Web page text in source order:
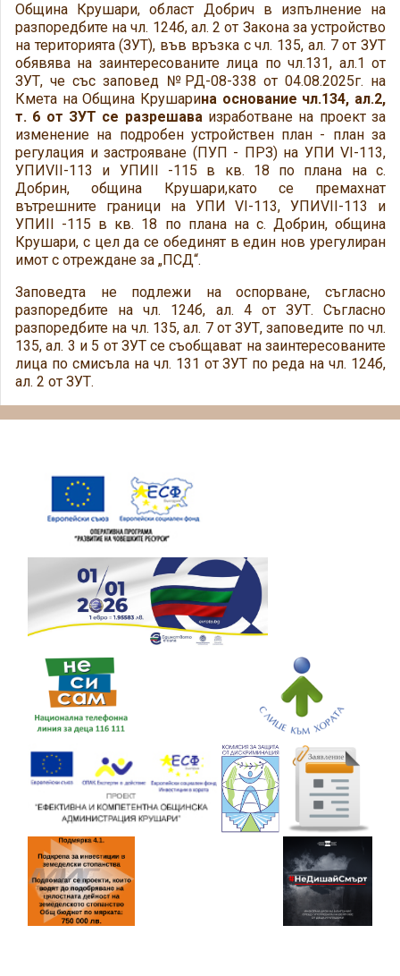
Община Крушари, област Добрич в изпълнение на
разпоредбите на чл. 124б, ал. 2 от Закона за устройство
на територията (ЗУТ), във връзка с чл. 135, ал. 7 от ЗУТ
обявява на заинтересованите лица по чл.131, ал.1 от
ЗУТ, че със заповед №РД-08-338 от 04.08.2025г. на
Кмета на Община Крушарина основание чл.134, ал.2,
т. 6 от ЗУТ се разрешава изработване на проект за
изменение на подробен устройствен план - план за
регулация и застрояване (ПУП - ПРЗ) на УПИ VI-113,
УПИVII-113 и УПИII -115 в кв. 18 по плана на с.
Добрин, община Крушари,като се премахнат
вътрешните граници на УПИ VI-113, УПИVII-113 и
УПИII -115 в кв. 18 по плана на с. Добрин, община
Крушари, с цел да се обединят в един нов урегулиран
имот с отреждане за „ПСД“.
Заповедта не подлежи на оспорване, съгласно
разпоредбите на чл. 124б, ал. 4 от ЗУТ. Съгласно
разпоредбите на чл. 135, ал. 7 от ЗУТ, заповедите по чл.
135, ал. 3 и 5 от ЗУТ се съобщават на заинтересованите
лица по смисъла на чл. 131 от ЗУТ по реда на чл. 124б,
ал. 2 от ЗУТ.